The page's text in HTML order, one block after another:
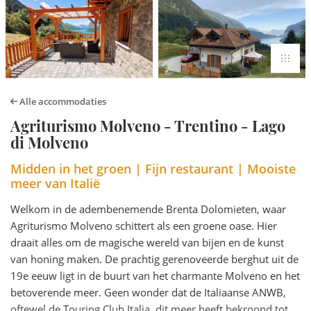
Alle accommodaties
Agriturismo Molveno - Trentino - Lago
di Molveno
Midden in het groen | Fijn restaurant | Mooiste
meer van Italië
Welkom in de adembenemende Brenta Dolomieten, waar
Agriturismo Molveno schittert als een groene oase. Hier
draait alles om de magische wereld van bijen en de kunst
van honing maken. De prachtig gerenoveerde berghut uit de
19e eeuw ligt in de buurt van het charmante Molveno en het
betoverende meer. Geen wonder dat de Italiaanse ANWB,